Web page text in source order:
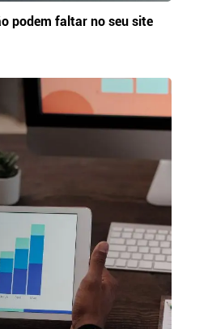
podem faltar no seu site